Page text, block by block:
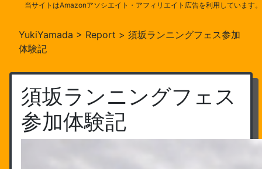
当サイトはAmazonアソシエイト・アフィリエイト広告を利用しています。
YukiYamada > Report > 須坂ランニングフェス参加
体験記
須坂ランニングフェス
参加体験記